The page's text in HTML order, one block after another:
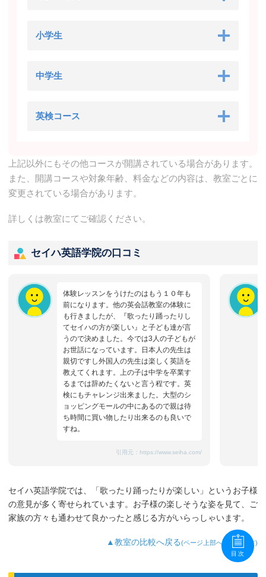
小学生
中学生
英検コース
上記以外にもその他コースが開講されている場合があります。
また、開講コースや対象年齢、料金などの内容は、教室ごとに
変更されている場合があります。
詳しくは教室にてご確認ください。
セイハ英語学院の口コミ
体験レッスンをうけたのはもう１０年も
前になります。他の英会話教室の体験に
も行きましたが、『歌ったり踊ったりし
てセイハの方が楽しい』と子ども達が言
うので決めました。今では3人の子どもが
お世話になっています。日本人の先生は
親切ですし外国人の先生は楽しく英語を
教えてくれます。上の子は中学を卒業す
るまでは辞めたくないと言う程です。英
検にもチャレンジ出来ました。大型のシ
ョッピングモールの中にあるので親は待
ち時間に買い物したり出来るのも良いで
すね。
引用元： https://www.seiha.com/
セイハ英語学院では、「歌ったり踊ったりが楽しい」というお子様
の意見が多く寄せられています。お子様の楽しそうな姿を見て、ご
家族の方々も通わせて良かったと感じる方がいらっしゃいます。
▲教室の比較へ戻る(ページ上部へ移動します)
目次